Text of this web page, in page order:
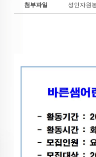
첨부파일 성인자원